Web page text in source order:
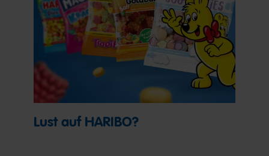
Lust auf HARIBO?